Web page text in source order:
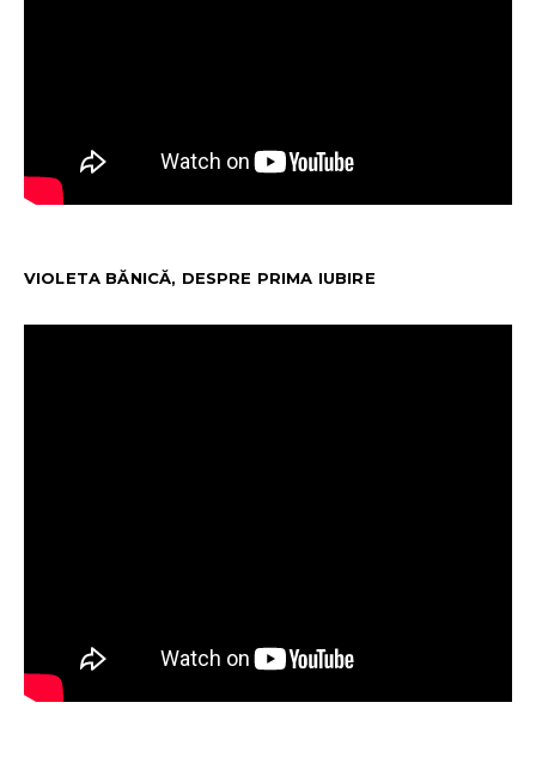
VIOLETA BĂNICĂ, DESPRE PRIMA IUBIRE